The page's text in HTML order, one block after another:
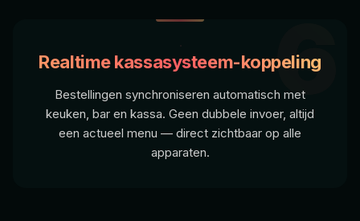
6
Realtime kassasysteem-koppeling
Bestellingen synchroniseren automatisch met
keuken, bar en kassa. Geen dubbele invoer, altijd
een actueel menu — direct zichtbaar op alle
apparaten.